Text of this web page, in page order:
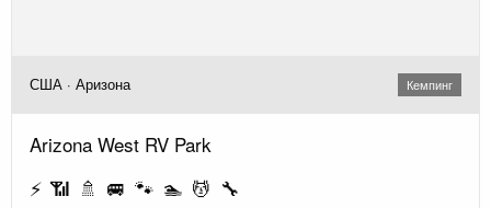
США · Аризона Кемпинг
Arizona West RV Park
⚡ 📶 🚿 🚐 🐾 🏊 💆 🔧